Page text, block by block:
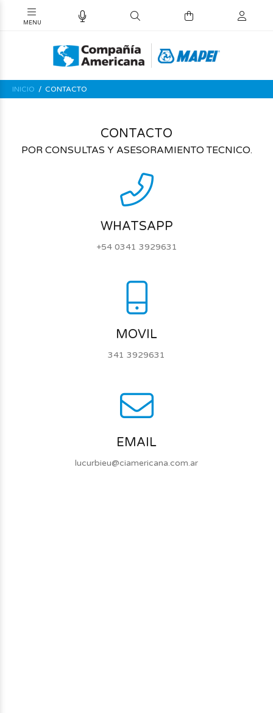
INICIO CONTACTO
CONTACTO
POR CONSULTAS Y ASESORAMIENTO TECNICO.
WHATSAPP
+54 0341 3929631
MOVIL
341 3929631
EMAIL
lucurbieu@ciamericana.com.ar